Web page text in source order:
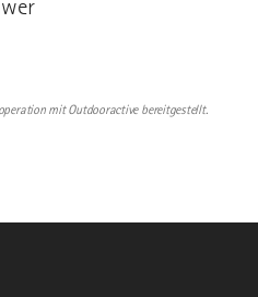
mit Outdooractive bereitgestellt.